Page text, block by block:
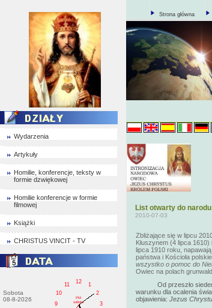
Wydarzenia
Artykuły
Homilie, konferencje, teksty w
formie dzwiękowej
Homilie konferencje w formie
filmowej
Książki
CHRISTUS VINCIT - TV
Sobota
08-8-2026
1
2
3
9
10
11
12
PM
sobota
Strona główna
List otwarty do
2010-07-03
Zbliżające się w lipcu
Kłuszynem (4 lipca 1610)
lipca 1910 roku ,
państwa i Kościoła
wszystko o pomoc do
Owiec na polach
Od przeszło
warunku dla ocalenia
objawienia: Jezus